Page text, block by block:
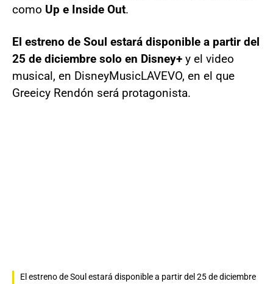
como Up e Inside Out.
El estreno de Soul estará disponible a partir del
25 de diciembre solo en Disney+ y el video
musical, en DisneyMusicLAVEVO, en el que
Greeicy Rendón será protagonista.
El estreno de Soul estará disponible a partir del 25 de diciembre